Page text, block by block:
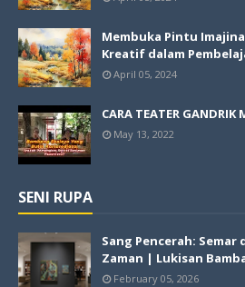
Membuka Pintu
Kreatif dalam
April 05, 2024
CARA TEATER GANDRIK
May 13, 2022
SENI RUPA
Sang Pencerah: Semar
Zaman | Lukisan
February 05, 2026